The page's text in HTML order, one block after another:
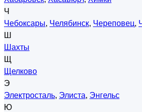
Ч
Чебоксары, Челябинск, Череповец,
Ш
Шахты
Щ
Щелково
Э
Электросталь, Элиста, Энгельс
Ю